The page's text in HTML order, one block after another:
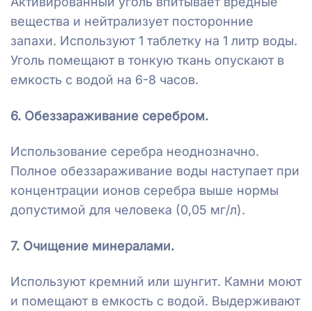
вещества и нейтрализует посторонние
запахи. Используют 1 таблетку на 1 литр воды.
Уголь помещают в тонкую ткань опускают в
емкость с водой на 6-8 часов.
6. Обеззараживание серебром.
Использование серебра неоднозначно.
Полное обеззараживание воды наступает при
концентрации ионов серебра выше нормы
допустимой для человека (0,05 мг/л).
7. Очищение минералами.
Используют кремний или шунгит. Камни моют
и помещают в емкость с водой. Выдерживают